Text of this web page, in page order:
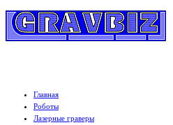
Главная
Роботы
Лазерные граверы